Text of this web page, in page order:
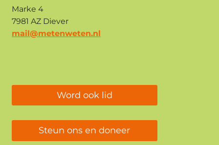
Marke 4
7981 AZ Diever
mail@metenweten.nl
Word ook lid
Steun ons en doneer